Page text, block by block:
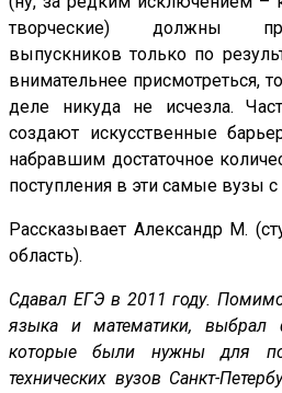
творческие) должны
выпускников только по
внимательнее присмотреться,
деле никуда не исчезла.
создают искусственные
набравшим достаточное
поступления в эти самые вузы
Рассказывает Александр М.
область).
Сдавал ЕГЭ в 2011 году.
языка и математики, выбрал
которые были нужны для
технических вузов Санкт-